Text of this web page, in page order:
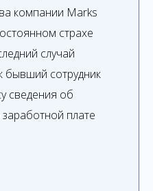
компании Marks
страхе
случай
бывший сотрудник
сведения об
плате